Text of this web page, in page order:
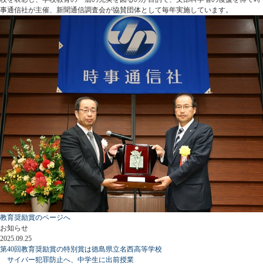
事通信社が主催、新聞通信調査会が協賛団体として毎年実施しています。
教育奨励賞のページへ
お知らせ
2025.09.25
第40回教育奨励賞の特別賞は徳島県立名西高等学校
サイバー犯罪防止へ、中学生に出前授業